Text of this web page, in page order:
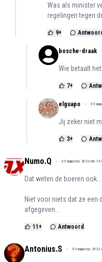
Was als minister
regelingen tegen
9+
bosche-draak
Wie betaalt
7+
elguapo 05
Jij zeker niet
3+
Numo.Q 05 augustus 2022 om
Dat weten de boeren ook...
Niet voor niets dat ze een
afgegeven...
11 + Antwoord
Antonius.S 05 augustus 2022